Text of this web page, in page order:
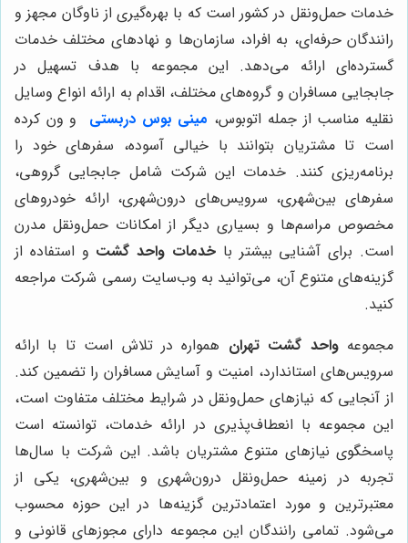
خدمات حمل‌ونقل در کشور است که با بهره‌گیری از ناوگان مجهز و
رانندگان حرفه‌ای، به افراد، سازمان‌ها و نهادهای مختلف خدمات
گسترده‌ای ارائه می‌دهد. این مجموعه با هدف تسهیل در
جابجایی مسافران و گروه‌های مختلف، اقدام به ارائه انواع وسایل
نقلیه مناسب از جمله اتوبوس، مینی بوس دربستی
و ون کرده
است تا مشتریان بتوانند با خیالی آسوده، سفرهای خود را
برنامه‌ریزی کنند. خدمات این شرکت شامل جابجایی گروهی،
سفرهای بین‌شهری، سرویس‌های درون‌شهری، ارائه خودروهای
مخصوص مراسم‌ها و بسیاری دیگر از امکانات حمل‌ونقل مدرن
است. برای آشنایی بیشتر با خدمات واحد گشت و استفاده از
گزینه‌های متنوع آن، می‌توانید به وب‌سایت رسمی شرکت مراجعه
کنید.
مجموعهواحد گشت تهران همواره در تلاش است تا با ارائه
سرویس‌های استاندارد، امنیت و آسایش مسافران را تضمین کند.
از آنجایی که نیازهای حمل‌ونقل در شرایط مختلف متفاوت است،
این مجموعه با انعطاف‌پذیری در ارائه خدمات، توانسته است
پاسخگوی نیازهای متنوع مشتریان باشد. این شرکت با سال‌ها
تجربه در زمینه حمل‌ونقل درون‌شهری و بین‌شهری، یکی از
معتبرترین و مورد اعتمادترین گزینه‌ها در این حوزه محسوب
می‌شود. تمامی رانندگان این مجموعه دارای مجوزهای قانونی و